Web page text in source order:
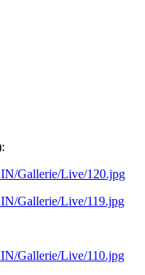
Gallerie/Live/120.jpg
Gallerie/Live/119.jpg
Gallerie/Live/110.jpg